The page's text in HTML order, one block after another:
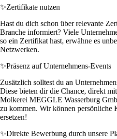
✨Zertifikate nutzen
Hast du dich schon über relevante
Branche informiert? Viele
so ein Zertifikat hast, erwähne es
Netzwerken.
✨Präsenz auf Unternehmens-Events
Zusätzlich solltest du an
Diese bieten dir die Chance, direkt
Molkerei MEGGLE Wasserburg
zu kommen. Wir können persönliche
ersetzen!
✨Direkte Bewerbung durch unsere